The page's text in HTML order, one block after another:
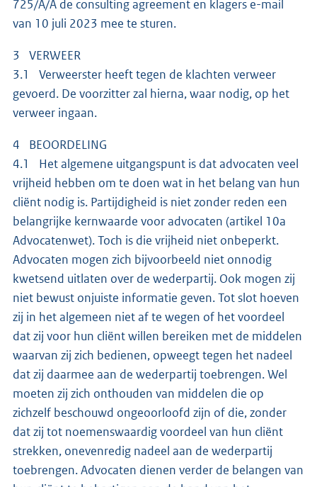
725/A/A de consulting agreement en klagers e-mail
van 10 juli 2023 mee te sturen.
3 VERWEER
3.1 Verweerster heeft tegen de klachten verweer
gevoerd. De voorzitter zal hierna, waar nodig, op het
verweer ingaan.
4 BEOORDELING
4.1 Het algemene uitgangspunt is dat advocaten veel
vrijheid hebben om te doen wat in het belang van hun
cliënt nodig is. Partijdigheid is niet zonder reden een
belangrijke kernwaarde voor advocaten (artikel 10a
Advocatenwet). Toch is die vrijheid niet onbeperkt.
Advocaten mogen zich bijvoorbeeld niet onnodig
kwetsend uitlaten over de wederpartij. Ook mogen zij
niet bewust onjuiste informatie geven. Tot slot hoeven
zij in het algemeen niet af te wegen of het voordeel
dat zij voor hun cliënt willen bereiken met de middelen
waarvan zij zich bedienen, opweegt tegen het nadeel
dat zij daarmee aan de wederpartij toebrengen. Wel
moeten zij zich onthouden van middelen die op
zichzelf beschouwd ongeoorloofd zijn of die, zonder
dat zij tot noemenswaardig voordeel van hun cliënt
strekken, onevenredig nadeel aan de wederpartij
toebrengen. Advocaten dienen verder de belangen van